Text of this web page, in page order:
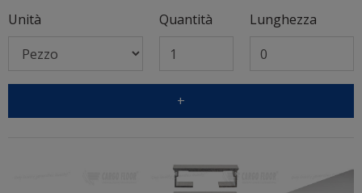
Unità
Quantità Lunghezza
+